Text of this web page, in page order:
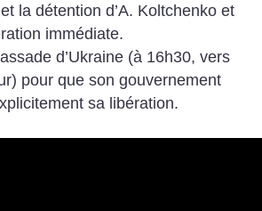
la détention d’A. Koltchenko et
immédiate.
d’Ukraine (à 16h30, vers
pour que son gouvernement
sa libération.